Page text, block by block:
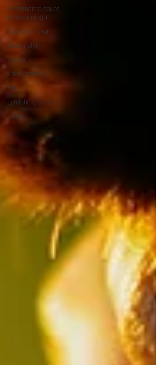
Performance issues
and recurring in
Sportovní výkon
Životní styl
Výživa
Zdraví pokožky
Krk
Lymfatický systém
Krása